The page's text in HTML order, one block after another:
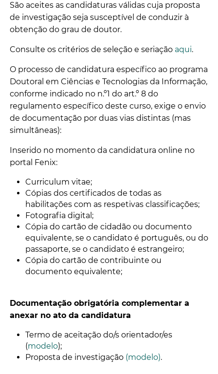
São aceites as candidaturas válidas cuja proposta
de investigação seja susceptível de conduzir à
obtenção do grau de doutor.
Consulte os critérios de seleção e seriação aqui.
O processo de candidatura específico ao programa
Doutoral em Ciências e Tecnologias da Informação,
conforme indicado no n.º1 do art.º 8 do
regulamento específico deste curso, exige o envio
de documentação por duas vias distintas (mas
simultâneas):
Inserido no momento da candidatura online no
portal Fenix:
Curriculum vitae;
Cópias dos certificados de todas as
habilitações com as respetivas classificações;
Fotografia digital;
Cópia do cartão de cidadão ou documento
equivalente, se o candidato é português, ou do
passaporte, se o candidato é estrangeiro;
Cópia do cartão de contribuinte ou
documento equivalente;
Documentação obrigatória complementar a
anexar no ato da candidatura
Termo de aceitação do/s orientador/es
(modelo);
Proposta de investigação (modelo).